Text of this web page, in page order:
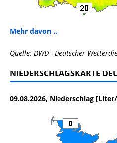
Mehr davon ...
Quelle: DWD - Deutscher
NIEDERSCHLAGSKARTE
09.08.2026, Niederschlag